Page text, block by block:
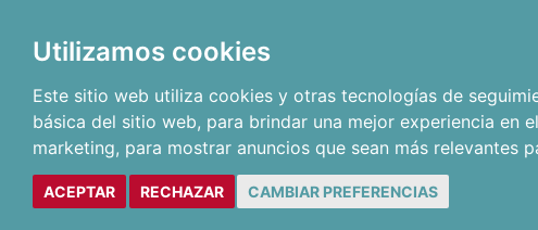
Utilizamos cookies
Este sitio web utiliza cookies y otras tecnologías de
básica del sitio web, para brindar una mejor experiencia en
marketing, para mostrar anuncios que sean más relevantes
ACEPTAR RECHAZAR CAMBIAR PREFERENCIAS